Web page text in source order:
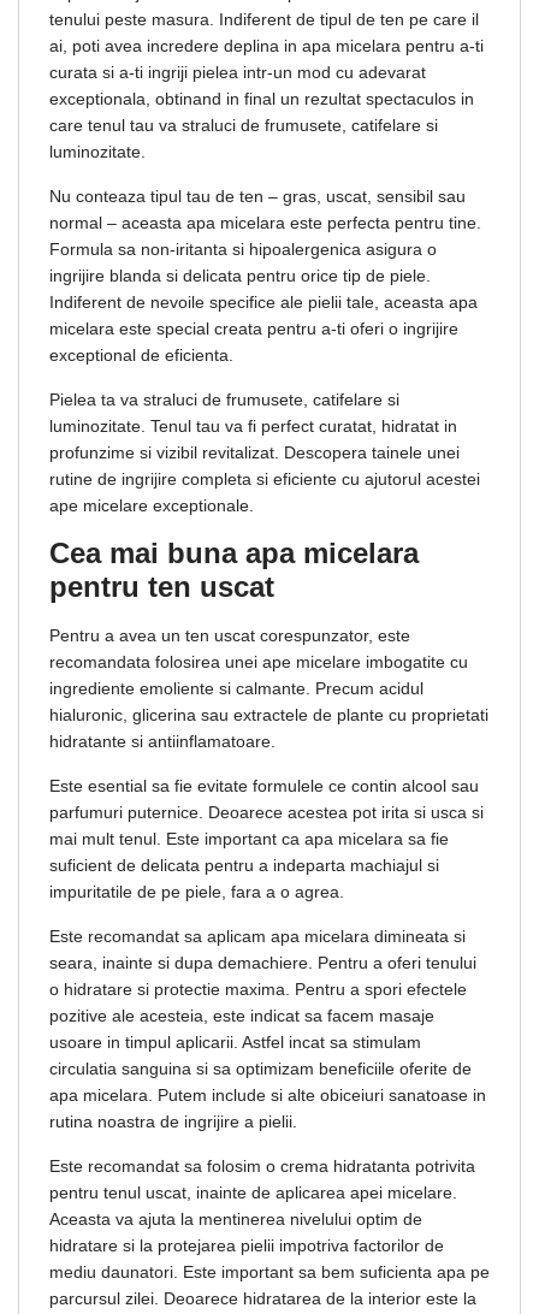
tenului peste masura. Indiferent de tipul de ten pe care il
ai, poti avea incredere deplina in apa micelara pentru a-ti
curata si a-ti ingriji pielea intr-un mod cu adevarat
exceptionala, obtinand in final un rezultat spectaculos in
care tenul tau va straluci de frumusete, catifelare si
luminozitate.
Nu conteaza tipul tau de ten – gras, uscat, sensibil sau
normal – aceasta apa micelara este perfecta pentru tine.
Formula sa non-iritanta si hipoalergenica asigura o
ingrijire blanda si delicata pentru orice tip de piele.
Indiferent de nevoile specifice ale pielii tale, aceasta apa
micelara este special creata pentru a-ti oferi o ingrijire
exceptional de eficienta.
Pielea ta va straluci de frumusete, catifelare si
luminozitate. Tenul tau va fi perfect curatat, hidratat in
profunzime si vizibil revitalizat. Descopera tainele unei
rutine de ingrijire completa si eficiente cu ajutorul acestei
ape micelare exceptionale.
Cea mai buna apa micelara
pentru ten uscat
Pentru a avea un ten uscat corespunzator, este
recomandata folosirea unei ape micelare imbogatite cu
ingrediente emoliente si calmante. Precum acidul
hialuronic, glicerina sau extractele de plante cu proprietati
hidratante si antiinflamatoare.
Este esential sa fie evitate formulele ce contin alcool sau
parfumuri puternice. Deoarece acestea pot irita si usca si
mai mult tenul. Este important ca apa micelara sa fie
suficient de delicata pentru a indeparta machiajul si
impuritatile de pe piele, fara a o agrea.
Este recomandat sa aplicam apa micelara dimineata si
seara, inainte si dupa demachiere. Pentru a oferi tenului
o hidratare si protectie maxima. Pentru a spori efectele
pozitive ale acesteia, este indicat sa facem masaje
usoare in timpul aplicarii. Astfel incat sa stimulam
circulatia sanguina si sa optimizam beneficiile oferite de
apa micelara. Putem include si alte obiceiuri sanatoase in
rutina noastra de ingrijire a pielii.
Este recomandat sa folosim o crema hidratanta potrivita
pentru tenul uscat, inainte de aplicarea apei micelare.
Aceasta va ajuta la mentinerea nivelului optim de
hidratare si la protejarea pielii impotriva factorilor de
mediu daunatori. Este important sa bem suficienta apa pe
parcursul zilei. Deoarece hidratarea de la interior este la